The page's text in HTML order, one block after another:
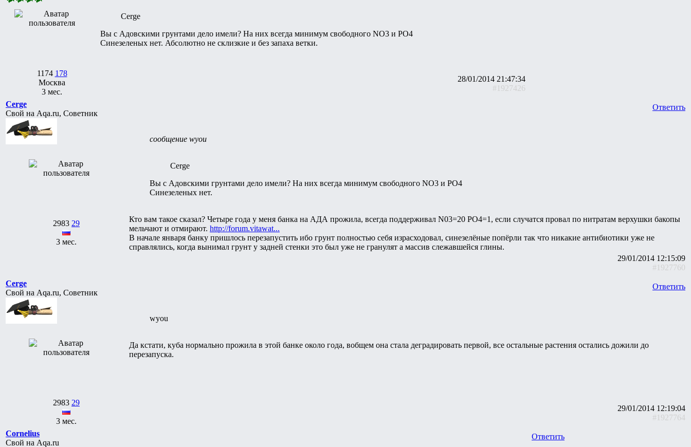
1174 178
Москва
3 мес.
Cerge
Вы с Адовскими грунтами дело имели? На них всегда минимум свободного NO3 и PO4
Синезеленых нет. Абсолютно не склизкие и без запаха ветки.
28/01/2014 21:47:34
#1927426
Cerge
Свой на Aqa.ru, Советник
2983 29
3 мес.
Ответить
сообщение wyou
Cerge
Вы с Адовскими грунтами дело имели? На них всегда минимум свободного NO3 и PO4
Синезеленых нет.
Кто вам такое сказал? Четыре года у меня банка на АДА прожила, всегда поддерживал N03=20 PO4=1, если случатся провал по нитратам верхушки бакопы
мельчают и отмирают. http://forum.vitawat...
В начале января банку пришлось перезапустить ибо грунт полностью себя израсходовал, синезелёные попёрли так что никакие антибиотики уже не
справлялись, когда вынимал грунт у задней стенки это был уже не гранулят а массив слежавшейся глины.
29/01/2014 12:15:09
#1927760
Cerge
Свой на Aqa.ru, Советник
2983 29
3 мес.
Ответить
wyou
Да кстати, куба нормально прожила в этой банке около года, вобщем она стала деградировать первой, все остальные растения остались дожили до
перезапуска.
29/01/2014 12:19:04
#1927764
Cornelius
Свой на Aqa.ru
Ответить